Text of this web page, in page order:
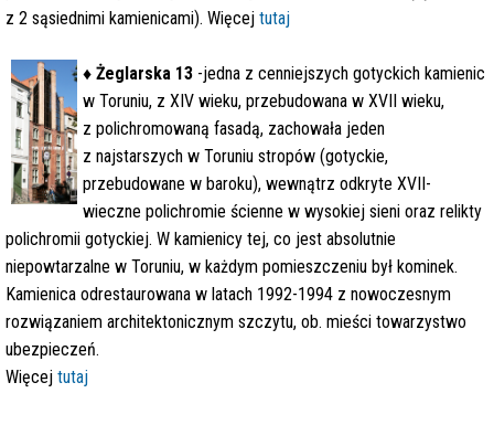
z 2 sąsiednimi kamienicami). Więcej tutaj
♦ Żeglarska 13 -jedna z cenniejszych gotyckich kamienic
w Toruniu, z XIV wieku, przebudowana w XVII wieku,
z polichromowaną fasadą, zachowała jeden
z najstarszych w Toruniu stropów (gotyckie,
przebudowane w baroku), wewnątrz odkryte XVII-
wieczne polichromie ścienne w wysokiej sieni oraz relikty
polichromii gotyckiej. W kamienicy tej, co jest absolutnie
niepowtarzalne w Toruniu, w każdym pomieszczeniu był kominek.
Kamienica odrestaurowana w latach 1992-1994 z nowoczesnym
rozwiązaniem architektonicznym szczytu, ob. mieści towarzystwo
ubezpieczeń.
Więcej tutaj